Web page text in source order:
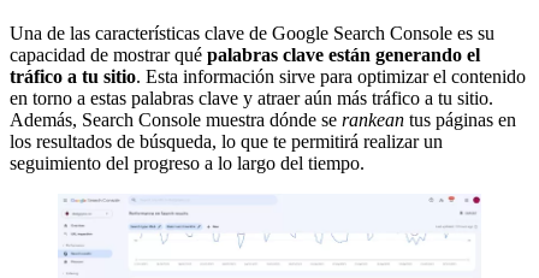
Una de las características clave de Google Search Console es su
capacidad de mostrar qué palabras clave están generando el
tráfico a tu sitio. Esta información sirve para optimizar el contenido
en torno a estas palabras clave y atraer aún más tráfico a tu sitio.
Además, Search Console muestra dónde se rankean tus páginas en
los resultados de búsqueda, lo que te permitirá realizar un
seguimiento del progreso a lo largo del tiempo.